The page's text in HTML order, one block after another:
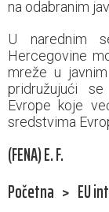
na odabranim
U narednim
Hercegovine
mreže u
pridružujući
Evrope koje
sredstvima
(FENA) E. F.
Početna > EU